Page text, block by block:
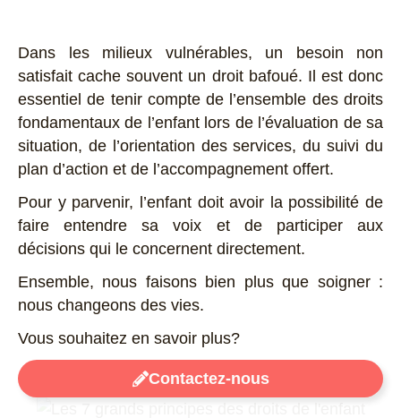
Dans les milieux vulnérables, un besoin non
satisfait cache souvent un droit bafoué. Il est donc
essentiel de tenir compte de l’ensemble des droits
fondamentaux de l’enfant lors de l’évaluation de sa
situation, de l’orientation des services, du suivi du
plan d’action et de l’accompagnement offert.
Pour y parvenir, l’enfant doit avoir la possibilité de
faire entendre sa voix et de participer aux
décisions qui le concernent directement.
Ensemble, nous faisons bien plus que soigner :
nous changeons des vies.
Vous souhaitez en savoir plus?
Contactez-nous